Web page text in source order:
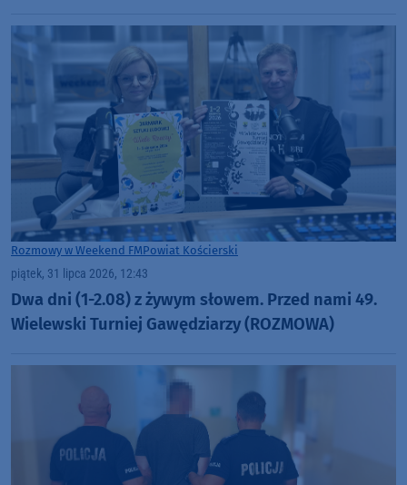
Rozmowy w Weekend FMPowiat Kościerski
piątek, 31 lipca 2026, 12:43
Dwa dni (1-2.08) z żywym słowem. Przed nami 49.
Wielewski Turniej Gawędziarzy (ROZMOWA)